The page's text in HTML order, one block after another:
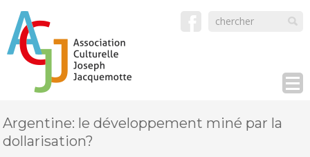
Argentine: le développement miné par la
dollarisation?